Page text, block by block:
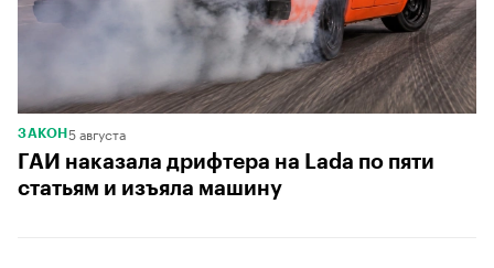
ЗАКОН 5 августа
ГАИ наказала дрифтера на Lada по пяти
статьям и изъяла машину